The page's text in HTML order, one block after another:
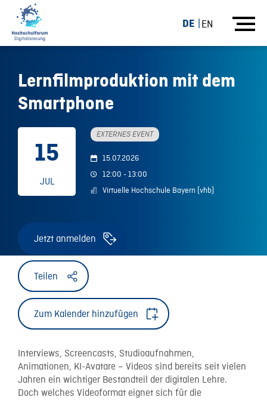
DE EN
Lernfilmproduktion mit dem
Smartphone
15
JUL
EXTERNES EVENT
15.07.2026
12:00 - 13:00
Virtuelle Hochschule Bayern (vhb)
Jetzt anmelden
Teilen
Zum Kalender hinzufügen
Interviews, Screencasts, Studioaufnahmen,
Animationen, KI-Avatare – Videos sind bereits seit vielen
Jahren ein wichtiger Bestandteil der digitalen Lehre.
Doch welches Videoformat eignet sich für die